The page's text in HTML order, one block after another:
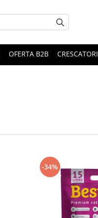
OFERTA B2B CRESCATORI
-34%